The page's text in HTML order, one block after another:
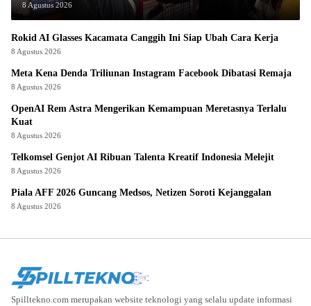
8 Agustus 2026
Rokid AI Glasses Kacamata Canggih Ini Siap Ubah Cara Kerja
8 Agustus 2026
Meta Kena Denda Triliunan Instagram Facebook Dibatasi Remaja
8 Agustus 2026
OpenAI Rem Astra Mengerikan Kemampuan Meretasnya Terlalu
Kuat
8 Agustus 2026
Telkomsel Genjot AI Ribuan Talenta Kreatif Indonesia Melejit
8 Agustus 2026
Piala AFF 2026 Guncang Medsos, Netizen Soroti Kejanggalan
8 Agustus 2026
Spilltekno.com merupakan website teknologi yang selalu update informasi